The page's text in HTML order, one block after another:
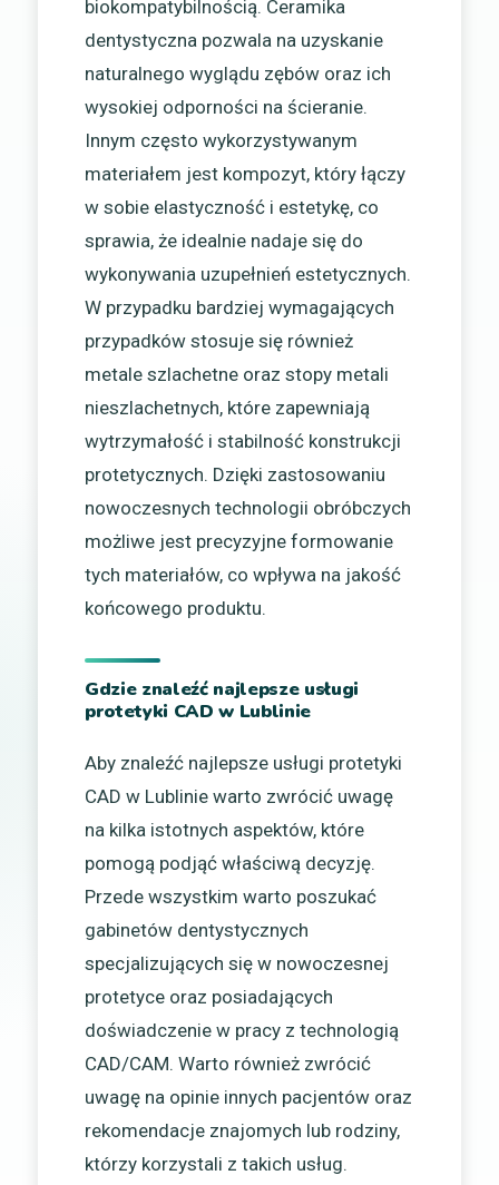
biokompatybilnością. Ceramika
dentystyczna pozwala na uzyskanie
naturalnego wyglądu zębów oraz ich
wysokiej odporności na ścieranie.
Innym często wykorzystywanym
materiałem jest kompozyt, który łączy
w sobie elastyczność i estetykę, co
sprawia, że idealnie nadaje się do
wykonywania uzupełnień estetycznych.
W przypadku bardziej wymagających
przypadków stosuje się również
metale szlachetne oraz stopy metali
nieszlachetnych, które zapewniają
wytrzymałość i stabilność konstrukcji
protetycznych. Dzięki zastosowaniu
nowoczesnych technologii obróbczych
możliwe jest precyzyjne formowanie
tych materiałów, co wpływa na jakość
końcowego produktu.
Gdzie znaleźć najlepsze usługi
protetyki CAD w Lublinie
Aby znaleźć najlepsze usługi protetyki
CAD w Lublinie warto zwrócić uwagę
na kilka istotnych aspektów, które
pomogą podjąć właściwą decyzję.
Przede wszystkim warto poszukać
gabinetów dentystycznych
specjalizujących się w nowoczesnej
protetyce oraz posiadających
doświadczenie w pracy z technologią
CAD/CAM. Warto również zwrócić
uwagę na opinie innych pacjentów oraz
rekomendacje znajomych lub rodziny,
którzy korzystali z takich usług.